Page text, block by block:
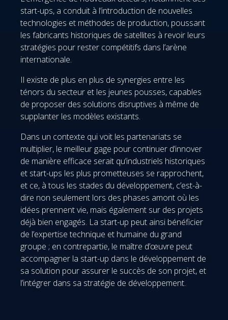
start-ups, a conduit à l’introduction de nouvelles
technologies et méthodes de production, poussant
les fabricants historiques de satellites à revoir leurs
stratégies pour rester compétitifs dans l’arène
internationale.
Il existe de plus en plus de synergies entre les
ténors du secteur et les jeunes pousses, capables
de proposer des solutions disruptives à même de
supplanter les modèles existants.
Dans un contexte qui voit les partenariats se
multiplier, le meilleur gage pour continuer d’innover
de manière efficace serait qu’industriels historiques
et start-ups les plus prometteuses se rapprochent,
et ce, à tous les stades du développement, c’est-à-
dire non seulement lors des phases amont où les
idées prennent vie, mais également sur des projets
déjà bien engagés. La start-up peut ainsi bénéficier
de l’expertise technique et humaine du grand
groupe ; en contrepartie, le maître d’œuvre peut
accompagner la start-up dans le développement de
sa solution pour assurer le succès de son projet, et
l’intégrer dans sa stratégie de développement.